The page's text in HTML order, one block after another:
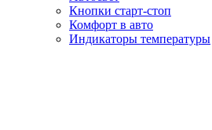
Кнопки старт-стоп
Комфорт в авто
Индикаторы температуры